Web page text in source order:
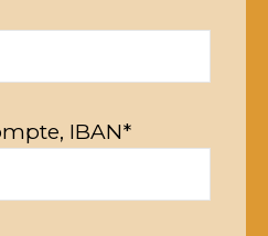
IBAN*